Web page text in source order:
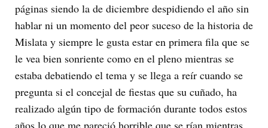
páginas siendo la de diciembre despidiendo el año sin
hablar ni un momento del peor suceso de la historia de
Mislata y siempre le gusta estar en primera fila que se
le vea bien sonriente como en el pleno mientras se
estaba debatiendo el tema y se llega a reír cuando se
pregunta si el concejal de fiestas que su cuñado, ha
realizado algún tipo de formación durante todos estos
años lo que me pareció horrible que se rían mientras